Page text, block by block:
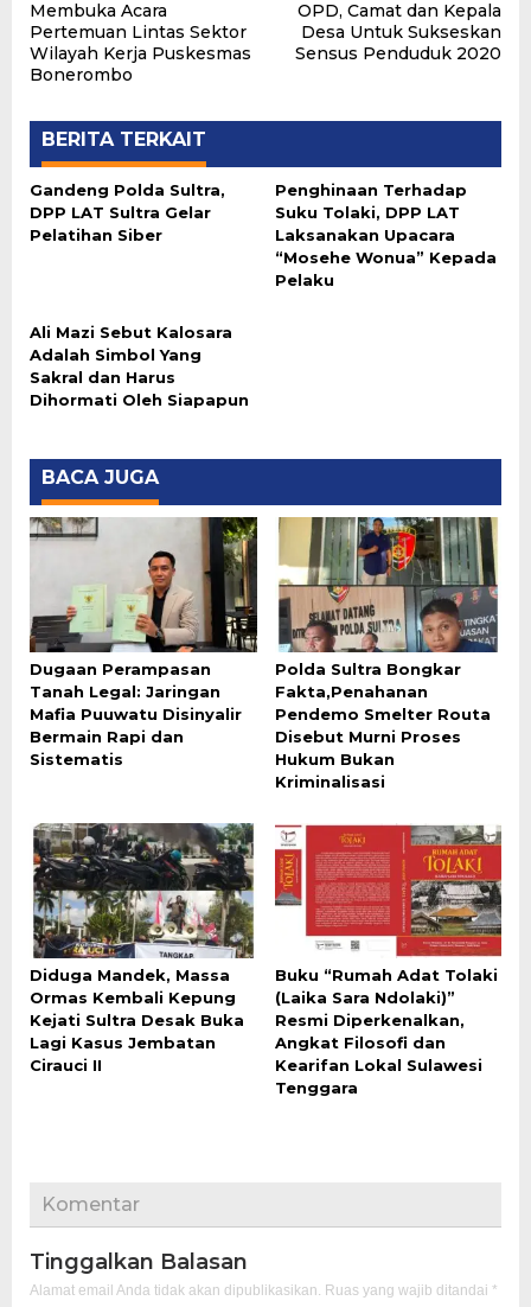
Membuka Acara
Pertemuan Lintas Sektor
Wilayah Kerja Puskesmas
Bonerombo
OPD, Camat dan Kepala
Desa Untuk Sukseskan
Sensus Penduduk 2020
BERITA TERKAIT
Gandeng Polda Sultra,
DPP LAT Sultra Gelar
Pelatihan Siber
Penghinaan Terhadap
Suku Tolaki, DPP LAT
Laksanakan Upacara
“Mosehe Wonua” Kepada
Pelaku
Ali Mazi Sebut Kalosara
Adalah Simbol Yang
Sakral dan Harus
Dihormati Oleh Siapapun
BACA JUGA
Dugaan Perampasan
Tanah Legal: Jaringan
Mafia Puuwatu Disinyalir
Bermain Rapi dan
Sistematis
Polda Sultra Bongkar
Fakta,Penahanan
Pendemo Smelter Routa
Disebut Murni Proses
Hukum Bukan
Kriminalisasi
Diduga Mandek, Massa
Ormas Kembali Kepung
Kejati Sultra Desak Buka
Lagi Kasus Jembatan
Cirauci II
Buku “Rumah Adat Tolaki
(Laika Sara Ndolaki)”
Resmi Diperkenalkan,
Angkat Filosofi dan
Kearifan Lokal Sulawesi
Tenggara
Komentar
Tinggalkan Balasan
Alamat email Anda tidak akan dipublikasikan. Ruas yang wajib ditandai *